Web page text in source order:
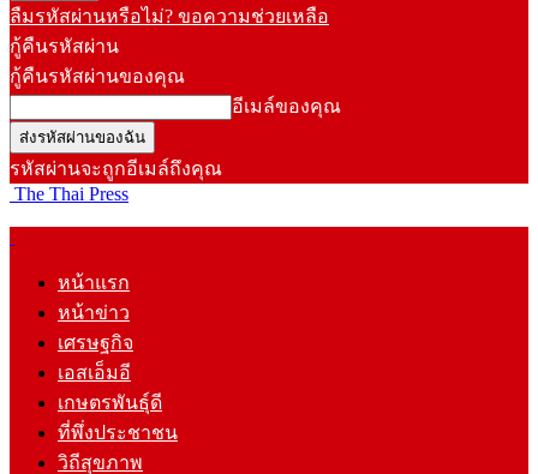
ลืมรหัสผ่านหรือไม่? ขอความช่วยเหลือ
กู้คืนรหัสผ่าน
กู้คืนรหัสผ่านของคุณ
อีเมล์ของคุณ
รหัสผ่านจะถูกอีเมล์ถึงคุณ
The Thai Press
หน้าแรก
หน้าข่าว
เศรษฐกิจ
เอสเอ็มอี
เกษตรพันธุ์ดี
ที่พึ่งประชาชน
วิถีสุขภาพ